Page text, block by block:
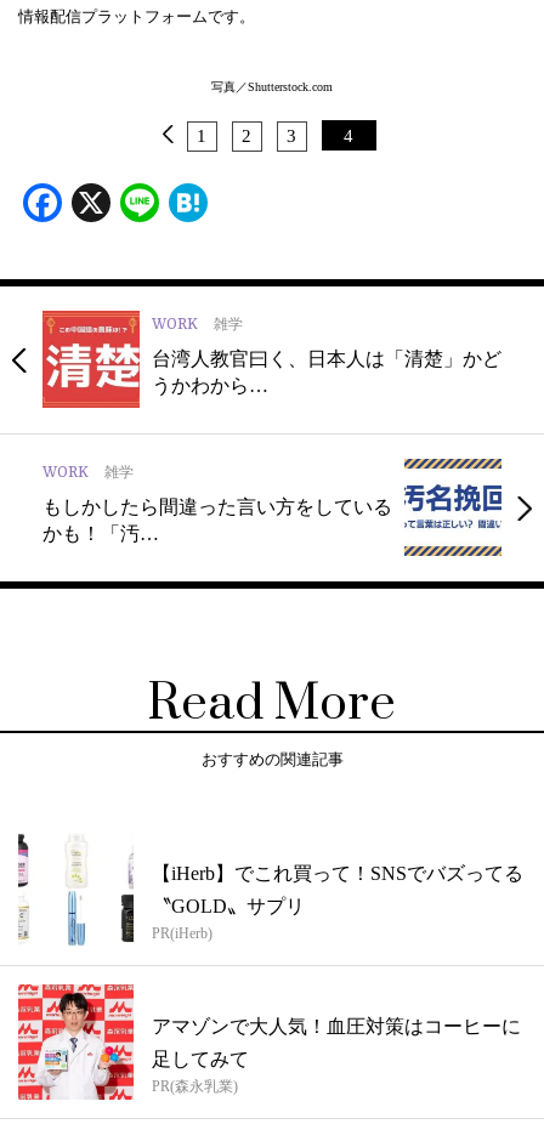
情報配信プラットフォームです。
写真／Shutterstock.com
1 2 3 4
Facebook
X Line
WORK 雑学
台湾人教官曰く、日本人は「清楚」かど
うかわから…
WORK 雑学
もしかしたら間違った言い方をしている
かも！「汚…
Read More
おすすめの関連記事
【iHerb】でこれ買って！SNSでバズってる
〝GOLD〟サプリ
PR(iHerb)
アマゾンで大人気！血圧対策はコーヒーに
足してみて
PR(森永乳業)